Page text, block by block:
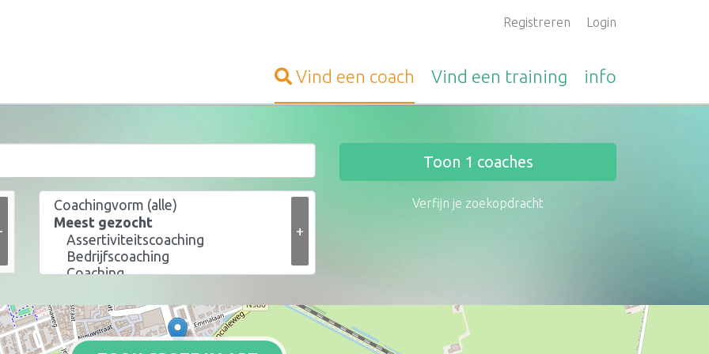
Registreren Login
Vind een coach Vind een training info
+
Toon 1 coaches
Verfijn je zoekopdracht